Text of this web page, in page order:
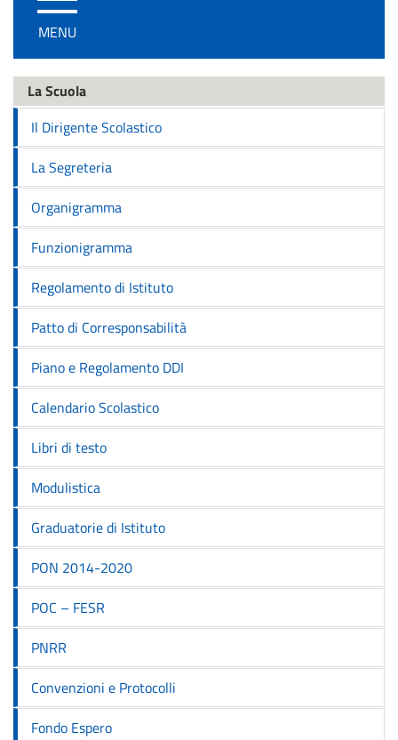
/
disattiva
navigazione
MENU
La Scuola
Il Dirigente Scolastico
La Segreteria
Organigramma
Funzionigramma
Regolamento di Istituto
Patto di Corresponsabilità
Piano e Regolamento DDI
Calendario Scolastico
Libri di testo
Modulistica
Graduatorie di Istituto
PON 2014-2020
POC – FESR
PNRR
Convenzioni e Protocolli
Fondo Espero